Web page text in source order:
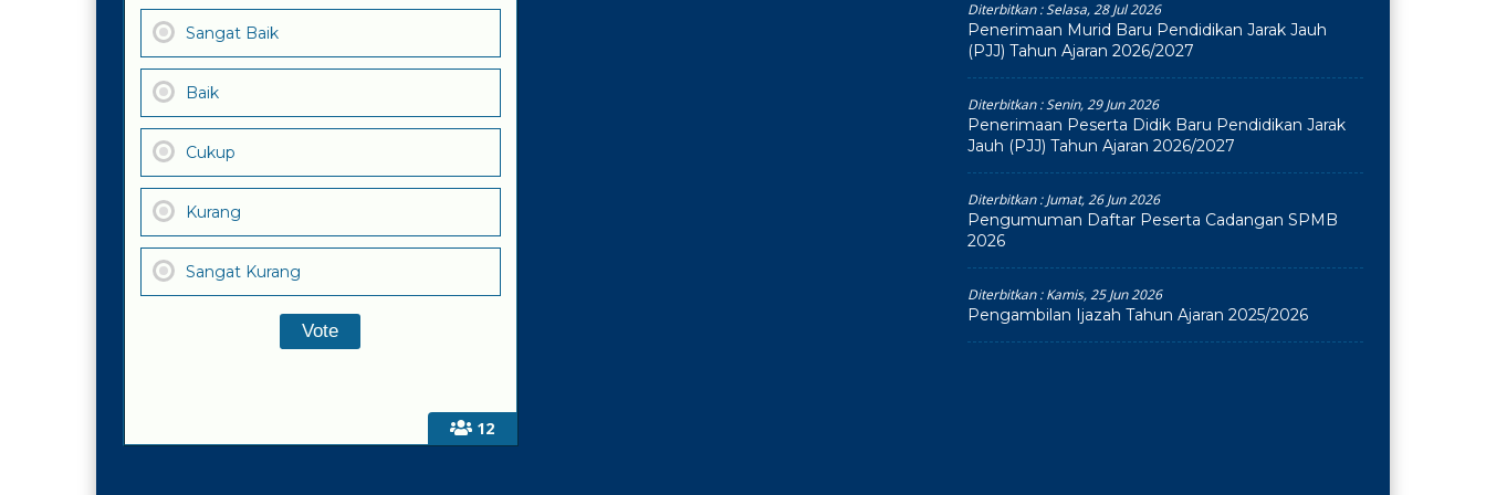
12
Sangat Baik
Baik
Cukup
Kurang
Sangat Kurang
Diterbitkan :Selasa, 28 Jul 2026
Penerimaan Murid Baru Pendidikan Jarak Jauh
(PJJ) Tahun Ajaran 2026/2027
Diterbitkan :Senin, 29 Jun 2026
Penerimaan Peserta Didik Baru Pendidikan Jarak
Jauh (PJJ) Tahun Ajaran 2026/2027
Diterbitkan :Jumat, 26 Jun 2026
Pengumuman Daftar Peserta Cadangan SPMB
2026
Diterbitkan :Kamis, 25 Jun 2026
Pengambilan Ijazah Tahun Ajaran 2025/2026